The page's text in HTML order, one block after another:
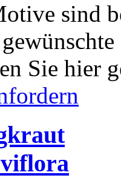
sind
Sie hier